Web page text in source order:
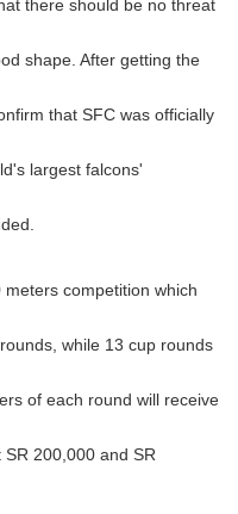
there should be no threat
shape. After getting the
that SFC was officially
largest falcons'
competition which
while 13 cup rounds
of each round will receive
200,000 and SR